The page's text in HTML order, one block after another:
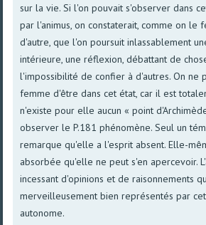
sur la vie. Si l'on pouvait s'observer dans
par l'animus, on constaterait, comme on le
d'autre, que l'on poursuit inlassablement
intérieure, une réflexion, débattant de
l'impossibilité de confier à d'autres. On ne
femme d'être dans cet état, car il est
n'existe pour elle aucun « point
observer le P.181 phénomène. Seul un
remarque qu'elle a l'esprit absent. Elle-
absorbée qu'elle ne peut s'en apercevoir.
incessant d'opinions et de raisonnements
merveilleusement bien représentés par
autonome.